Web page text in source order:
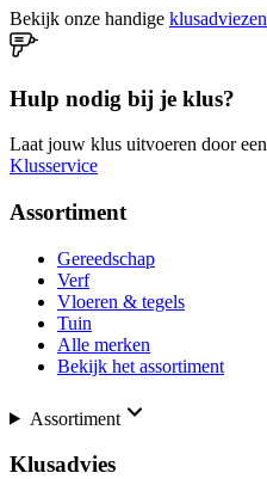
Bekijk onze handige klusadviezen
Hulp nodig bij je klus?
Laat jouw klus uitvoeren door
Klusservice
Assortiment
Gereedschap
Verf
Vloeren & tegels
Tuin
Alle merken
Bekijk het assortiment
Assortiment
Klusadvies